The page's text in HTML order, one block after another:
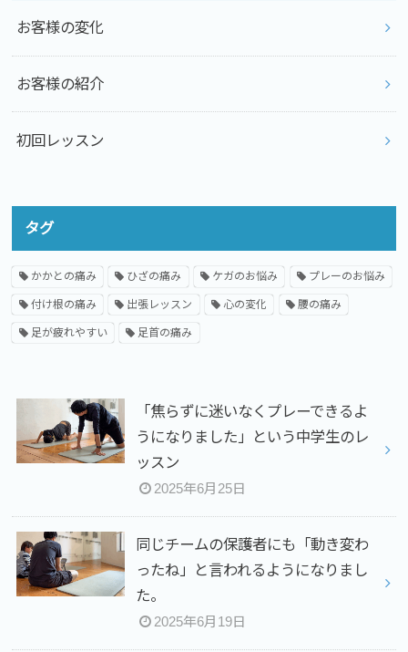
お客様の変化
お客様の紹介
初回レッスン
タグ
かかとの痛み ひざの痛み ケガのお悩み プレーのお悩み
付け根の痛み 出張レッスン 心の変化 腰の痛み
足が疲れやすい 足首の痛み
「焦らずに迷いなくプレーできるよ
うになりました」という中学生のレ
ッスン
2025年6月25日
同じチームの保護者にも「動き変わ
ったね」と言われるようになりまし
た。
2025年6月19日